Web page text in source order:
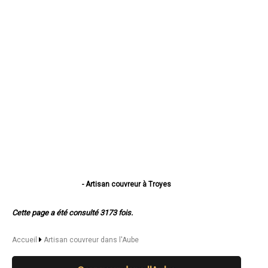
- Artisan couvreur à Troyes
- Artisan couvreur à Saint-André-les-Vergers
- Artisan couvreur à Saint-Julien-les-Villas
Cette page a été consulté 3173 fois.
Accueil Artisan couvreur dans l'Aube